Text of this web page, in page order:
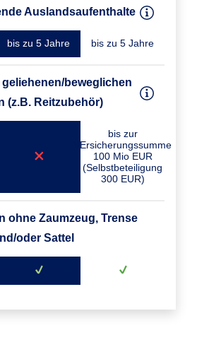
Auslandsaufenthalte
bis zu 5 Jahre bis zu 5 Jahre
beweglichen
(z.B. Reitzubehör)
bis zur
VErsicherungssumme
100 Mio EUR
(Selbstbeteiligung
300 EUR)
ohne Zaumzeug, Trense
oder Sattel